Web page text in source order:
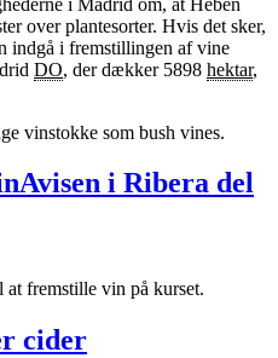
over plantesorter. Hvis det sker,
indgå i fremstillingen af vine
DO, der dækker 5898 hektar,
i Ribera del
cider